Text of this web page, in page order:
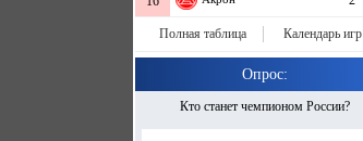
Полная таблица Календарь игр
Опрос:
Кто станет чемпионом России?